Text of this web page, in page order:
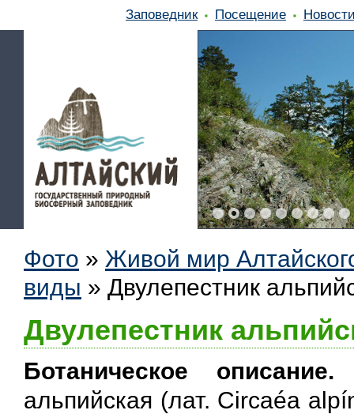
Заповедник Посещение
Фото » Живой мир
виды » Двулепестник
Двулепестник
Ботаническое описание.
альпийская (лат. Circaéa